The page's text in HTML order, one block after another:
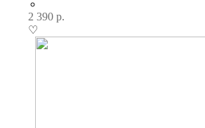
2 390 р.
♡